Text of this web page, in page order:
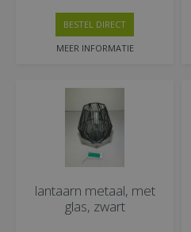
MEER INFORMATIE
BESTEL DIRECT
lantaarn metaal, met
glas, zwart